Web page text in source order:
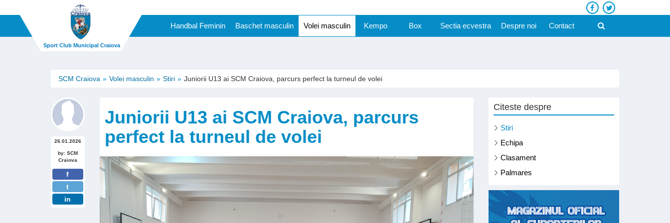
Sport Club Municipal Craiova
Handbal Feminin Baschet masculin Volei masculin Kempo Box Sectia ecvestra Despre noi Contact
SCM Craiova Volei masculin Stiri Juniorii U13 ai SCM Craiova, parcurs perfect la turneul de volei
26.01.2026
by: SCM
Craiova
f
t
in
Juniorii U13 ai SCM Craiova, parcurs
perfect la turneul de volei
Citeste despre
Stiri
Echipa
Clasament
Palmares